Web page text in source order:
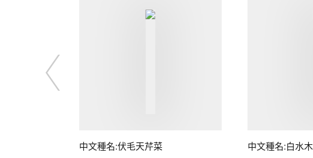
中文種名:伏毛天芹菜 中文種名:白水木